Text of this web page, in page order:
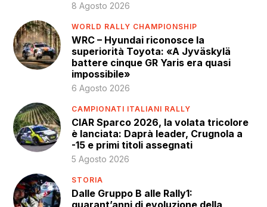
8 Agosto 2026
WORLD RALLY CHAMPIONSHIP
WRC – Hyundai riconosce la
superiorità Toyota: «A Jyväskylä
battere cinque GR Yaris era quasi
impossibile»
6 Agosto 2026
CAMPIONATI ITALIANI RALLY
CIAR Sparco 2026, la volata tricolore
è lanciata: Daprà leader, Crugnola a
-15 e primi titoli assegnati
5 Agosto 2026
STORIA
Dalle Gruppo B alle Rally1: